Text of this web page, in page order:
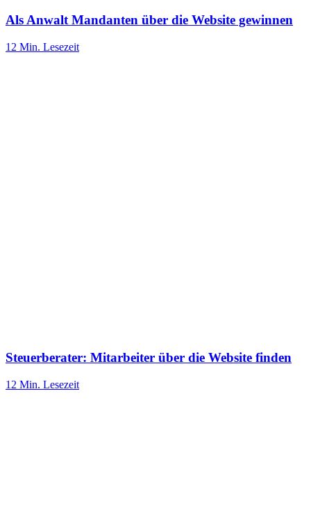
Als Anwalt Mandanten über die Website gewinnen
12 Min. Lesezeit
Steuerberater: Mitarbeiter über die Website finden
12 Min. Lesezeit